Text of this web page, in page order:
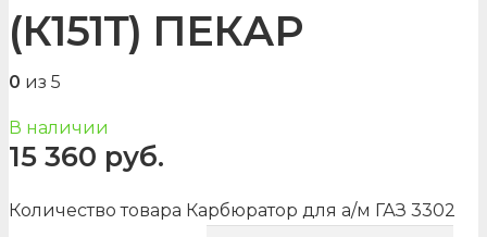
(К151Т) ПЕКАР
0 из 5
В наличии
15 360 руб.
Количество товара Карбюратор для а/м ГАЗ 3302